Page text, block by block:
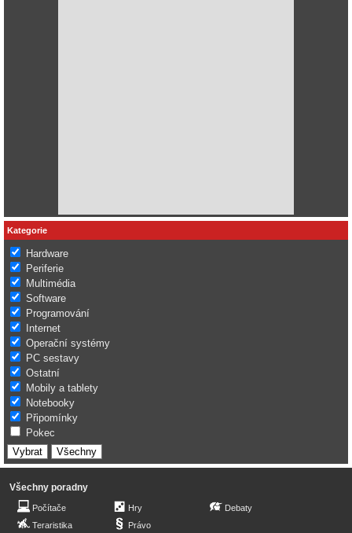
Kategorie
Hardware
Periferie
Multimédia
Software
Programování
Internet
Operační systémy
PC sestavy
Ostatní
Mobily a tablety
Notebooky
Připomínky
Pokec
Všechny poradny
Počítače
Teraristika
Hry
Právo
Debaty